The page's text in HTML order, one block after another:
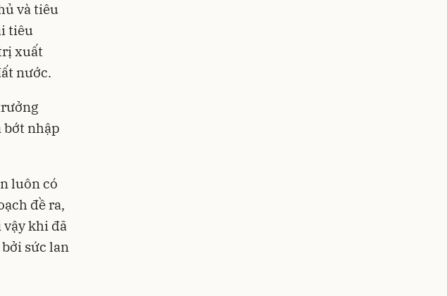
và tiêu
tiêu
xuất
nước.
bớt nhập
luôn có
đề ra,
khi đã
sức lan